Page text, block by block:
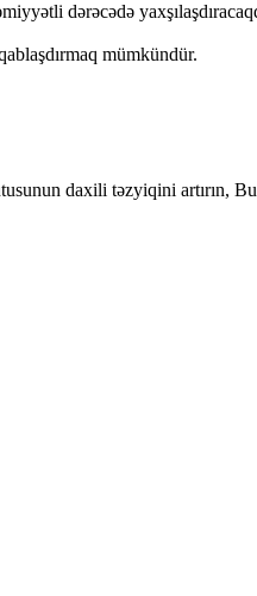
dərəcədə
mümkündür.
daxili təzyiqini artırın,